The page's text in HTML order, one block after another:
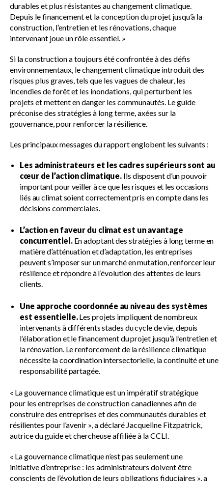
durables et plus résistantes au changement climatique.
Depuis le financement et la conception du projet jusqu’à la
construction, l’entretien et les rénovations, chaque
intervenant joue un rôle essentiel. »
Si la construction a toujours été confrontée à des défis
environnementaux, le changement climatique introduit des
risques plus graves, tels que les vagues de chaleur, les
incendies de forêt et les inondations, qui perturbent les
projets et mettent en danger les communautés. Le guide
préconise des stratégies à long terme, axées sur la
gouvernance, pour renforcer la résilience.
Les principaux messages du rapport englobent les suivants :
Les administrateurs et les cadres supérieurs sont au
cœur de l’action climatique. Ils disposent d’un pouvoir
important pour veiller à ce que les risques et les occasions
liés au climat soient correctement pris en compte dans les
décisions commerciales.
L’action en faveur du climat est un avantage
concurrentiel.En adoptant des stratégies à long terme en
matière d’atténuation et d’adaptation, les entreprises
peuvent s’imposer sur un marché en mutation, renforcer leur
résilience et répondre à l’évolution des attentes de leurs
clients.
Une approche coordonnée au niveau des systèmes
est essentielle.Les projets impliquent de nombreux
intervenants à différents stades du cycle de vie, depuis
l’élaboration et le financement du projet jusqu’à l’entretien et
la rénovation. Le renforcement de la résilience climatique
nécessite la coordination intersectorielle, la continuité et une
responsabilité partagée.
« La gouvernance climatique est un impératif stratégique
pour les entreprises de construction canadiennes afin de
construire des entreprises et des communautés durables et
résilientes pour l’avenir », a déclaré Jacqueline Fitzpatrick,
autrice du guide et chercheuse affiliée à la CCLI.
« La gouvernance climatique n’est pas seulement une
initiative d’entreprise : les administrateurs doivent être
conscients de l’évolution de leurs obligations fiduciaires », a